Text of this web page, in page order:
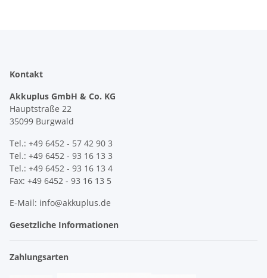
Kontakt
Akkuplus GmbH & Co. KG
Hauptstraße 22
35099 Burgwald
Tel.: +49 6452 - 57 42 90 3
Tel.: +49 6452 - 93 16 13 3
Tel.: +49 6452 - 93 16 13 4
Fax: +49 6452 - 93 16 13 5
E-Mail: info@akkuplus.de
Gesetzliche Informationen
Zahlungsarten